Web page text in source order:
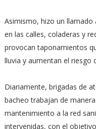
Asimismo, hizo un llamado
en las calles, coladeras y
provocan taponamientos
lluvia y aumentan el riesgo
Diariamente, brigadas de
bacheo trabajan de
mantenimiento a la red
intervenidas, con el